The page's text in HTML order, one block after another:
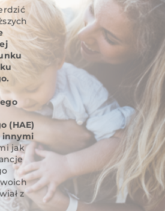
(HAE)
innymi
jak
z